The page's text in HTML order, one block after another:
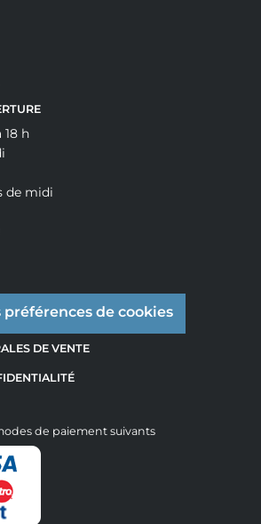
18 h
de midi
préférences de cookies
DE VENTE
de paiement suivants